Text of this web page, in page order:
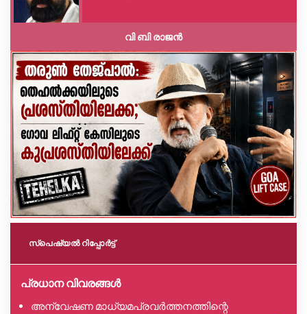
വി ബി രാജൻ
സ്പെഷ്യൽ റിപ്പോര്‍ട്ട്
പ്രധാന വിവരങ്ങൾ
അന്വേഷണ മാധ്യമപ്രവർത്തനത്തിന്റെ